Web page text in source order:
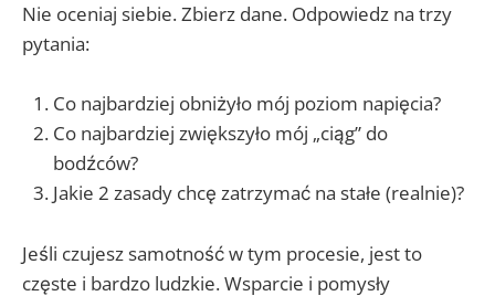
Nie oceniaj siebie. Zbierz dane. Odpowiedz na trzy
pytania:
Co najbardziej obniżyło mój poziom napięcia?
Co najbardziej zwiększyło mój „ciąg” do
bodźców?
Jakie 2 zasady chcę zatrzymać na stałe (realnie)?
Jeśli czujesz samotność w tym procesie, jest to
częste i bardzo ludzkie. Wsparcie i pomysły